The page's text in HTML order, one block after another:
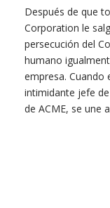
Después de que
Corporation le
persecución del
humano
empresa. Cuando
intimidante jefe
de ACME, se une